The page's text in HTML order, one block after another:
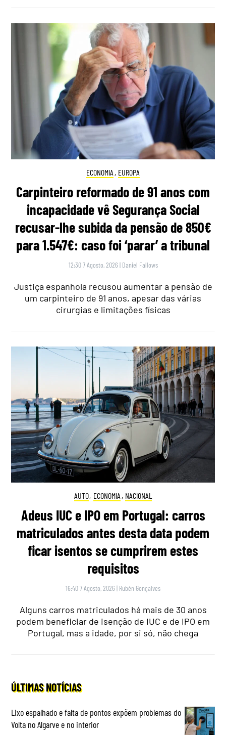
ECONOMIA , EUROPA
Carpinteiro reformado de 91 anos com
incapacidade vê Segurança Social
recusar-lhe subida da pensão de 850€
para 1.547€: caso foi ‘parar’ a tribunal
12:30 7 Agosto, 2026 | Daniel Fallows
Justiça espanhola recusou aumentar a pensão de
um carpinteiro de 91 anos, apesar das várias
cirurgias e limitações físicas
AUTO, ECONOMIA , NACIONAL
Adeus IUC e IPO em Portugal: carros
matriculados antes desta data podem
ficar isentos se cumprirem estes
requisitos
16:40 7 Agosto, 2026 | Rubén Gonçalves
Alguns carros matriculados há mais de 30 anos
podem beneficiar de isenção de IUC e de IPO em
Portugal, mas a idade, por si só, não chega
ÚLTIMAS NOTÍCIAS
Lixo espalhado e falta de pontos expõem problemas do
Volta no Algarve e no interior